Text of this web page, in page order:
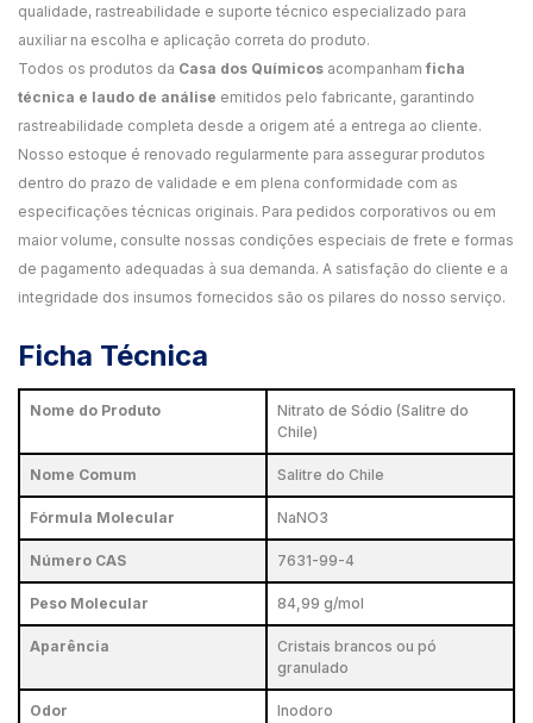
qualidade, rastreabilidade e suporte técnico especializado para
auxiliar na escolha e aplicação correta do produto.
Todos os produtos da Casa dos Químicos acompanham ficha
técnica e laudo de análise emitidos pelo fabricante, garantindo
rastreabilidade completa desde a origem até a entrega ao cliente.
Nosso estoque é renovado regularmente para assegurar produtos
dentro do prazo de validade e em plena conformidade com as
especificações técnicas originais. Para pedidos corporativos ou em
maior volume, consulte nossas condições especiais de frete e formas
de pagamento adequadas à sua demanda. A satisfação do cliente e a
integridade dos insumos fornecidos são os pilares do nosso serviço.
Ficha Técnica
Nome do Produto
Nitrato de Sódio (Salitre do
Chile)
Nome Comum Salitre do Chile
Fórmula Molecular NaNO3
Número CAS 7631-99-4
Peso Molecular 84,99 g/mol
Aparência
Cristais brancos ou pó
granulado
Odor Inodoro